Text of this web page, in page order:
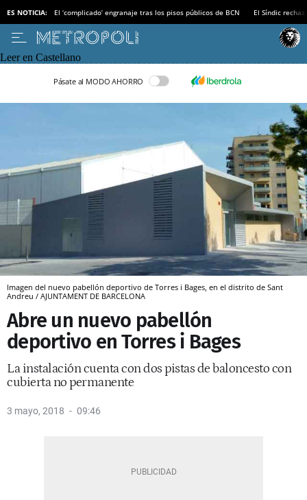
ES NOTICIA: El ‘complicado’ engranaje tras los pisos públicos de BCN El Síndic
Leer en Castellano
Pásate al MODO AHORRO
Imagen del nuevo pabellón deportivo de Torres i Bages, en el distrito de Sant
Andreu / AJUNTAMENT DE BARCELONA
Abre un nuevo pabellón
deportivo en Torres i Bages
La instalación cuenta con dos pistas de baloncesto con
cubierta no permanente
3 mayo, 2018 09:46